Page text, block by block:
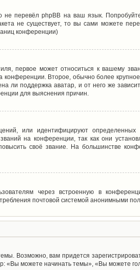
перевёл phpBB на ваш язык.
не существует, то вы сами можете
конференции)
первое может относиться к вашему
Второе, обычно более
ли поддержка аватар, и от него же
для выяснения причин.
или идентифицируют определенных
на конференции, так как они
своё звание. На большинстве
через встроенную в
почтовой системой анонимными
Возможно, вам придется
можете начинать темы», «Вы можете